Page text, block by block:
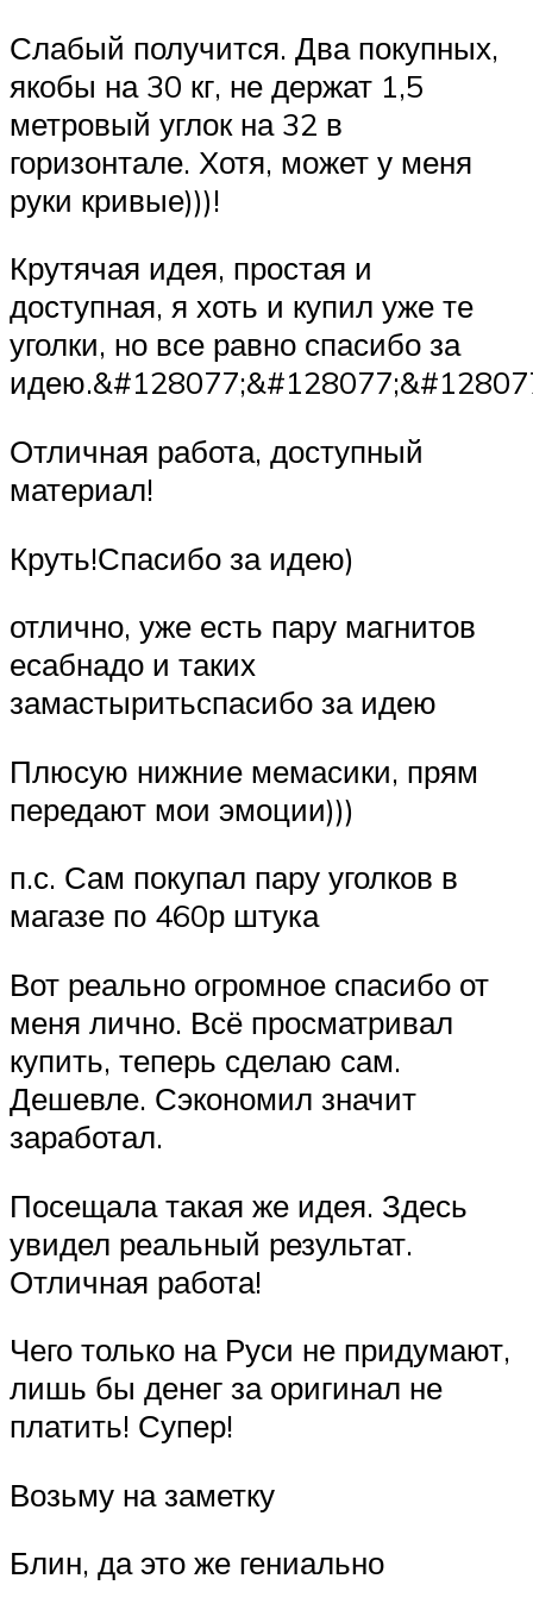
Слабый получится. Два покупных,
якобы на 30 кг, не держат 1,5
метровый углок на 32 в
горизонтале. Хотя, может у меня
руки кривые)))!
Крутячая идея, простая и
доступная, я хоть и купил уже те
уголки, но все равно спасибо за
Отличная работа, доступный
материал!
Круть!Спасибо за идею)
отлично, уже есть пару магнитов
есабнадо и таких
замастыритьспасибо за идею
Плюсую нижние мемасики, прям
передают мои эмоции)))
п.с. Сам покупал пару уголков в
магазе по 460р штука
Вот реально огромное спасибо от
меня лично. Всё просматривал
купить, теперь сделаю сам.
Дешевле. Сэкономил значит
заработал.
Посещала такая же идея. Здесь
увидел реальный результат.
Отличная работа!
Чего только на Руси не придумают,
лишь бы денег за оригинал не
платить! Супер!
Возьму на заметку
Блин, да это же гениально